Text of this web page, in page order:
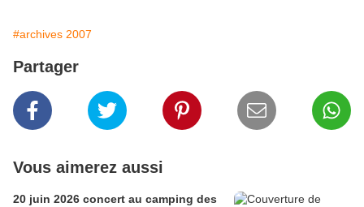
#archives 2007
Partager
Vous aimerez aussi
20 juin 2026 concert au camping des